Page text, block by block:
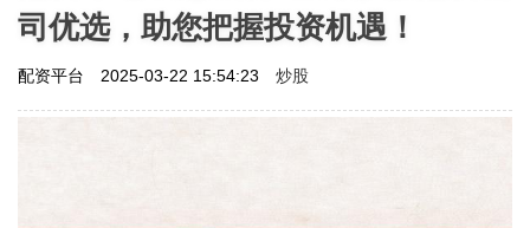
司优选，助您把握投资机遇！
配资平台 2025-03-22 15:54:23 炒股